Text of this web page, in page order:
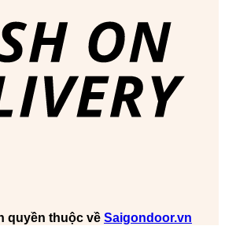
quyền thuộc về Saigondoor.vn